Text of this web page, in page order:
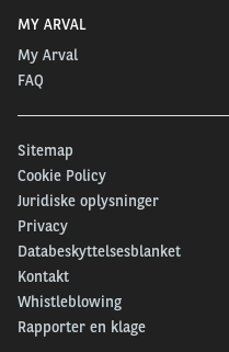
MY ARVAL
My Arval
FAQ
Sitemap
Cookie Policy
Juridiske oplysninger
Privacy
Databeskyttelsesblanket
Kontakt
Whistleblowing
Rapporter en klage